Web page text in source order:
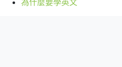
為什麼要學英文